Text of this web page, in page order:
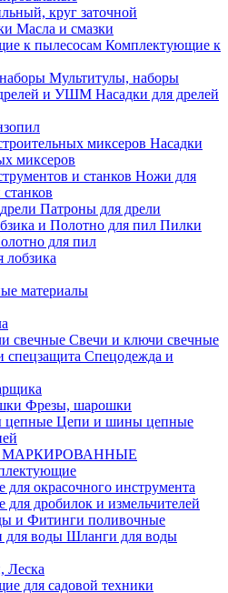
круг заточной
Масла и смазки
Комплектующие к
Мультитулы, наборы
Насадки для дрелей
Насадки
миксеров
Ножи для
Патроны для дрели
Пилки
для пил
лобзика
материалы
Свечи и ключи свечные
Спецодежда и
Фрезы, шарошки
Цепи и шины цепные
МАРКИРОВАННЫЕ
окрасочного инструмента
дробилок и измельчителей
и Фитинги поливочные
Шланги для воды
Леска